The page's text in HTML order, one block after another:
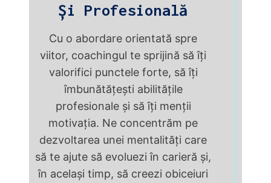
Și Profesională
Cu o abordare orientată spre
viitor, coachingul te sprijină să îți
valorifici punctele forte, să îți
îmbunătățești abilitățile
profesionale și să îți menții
motivația. Ne concentrăm pe
dezvoltarea unei mentalități care
să te ajute să evoluezi în carieră și,
în același timp, să creezi obiceiuri